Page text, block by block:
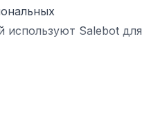
используют Salebot для